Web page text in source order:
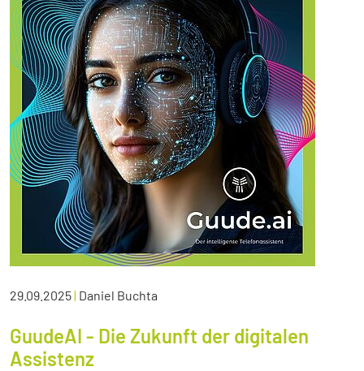
29.09.2025| Daniel Buchta
GuudeAI - Die Zukunft der digitalen
Assistenz